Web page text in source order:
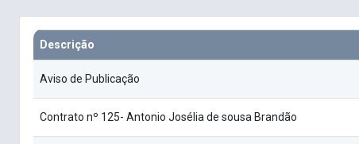
Descrição
Aviso de Publicação
Contrato nº 125- Antonio Josélia de sousa Brandão